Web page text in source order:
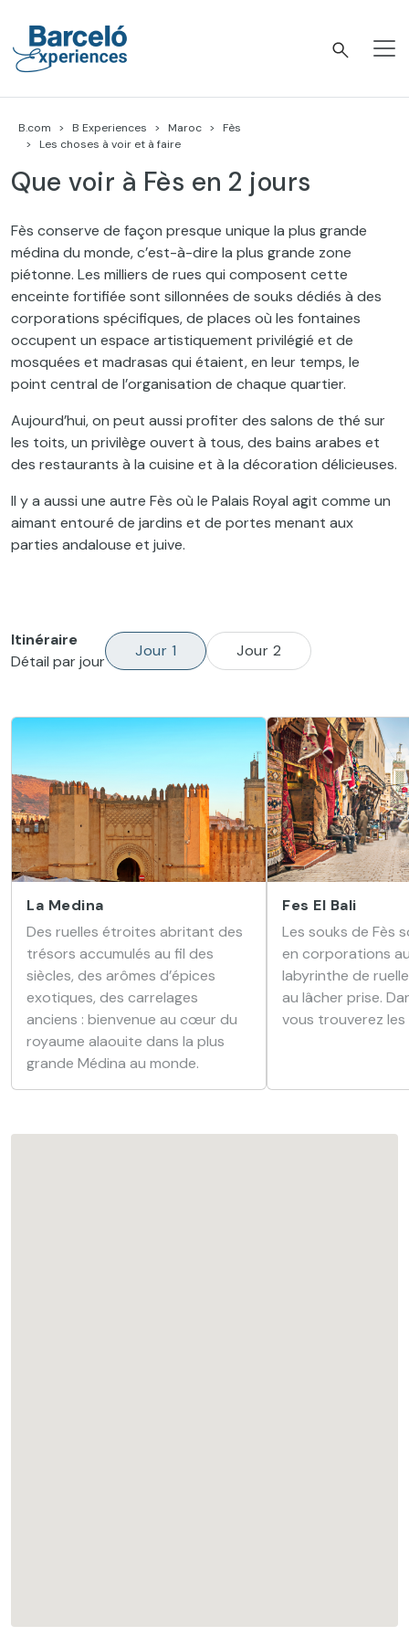
contenu
B.com B Experiences Maroc
Fès
Les choses à voir et à faire
Que voir à Fès en 2 jours
Fès conserve de façon presque unique la plus grande
médina du monde, c’est-à-dire la plus grande zone
piétonne. Les milliers de rues qui composent cette
enceinte fortifiée sont sillonnées de souks dédiés à des
corporations spécifiques, de places où les fontaines
occupent un espace artistiquement privilégié et de
mosquées et madrasas qui étaient, en leur temps, le
point central de l’organisation de chaque quartier.
Aujourd’hui, on peut aussi profiter des salons de thé sur
les toits, un privilège ouvert à tous, des bains arabes et
des restaurants à la cuisine et à la décoration délicieuses.
Il y a aussi une autre Fès où le Palais Royal agit comme un
aimant entouré de jardins et de portes menant aux
parties andalouse et juive.
Itinéraire
Détail par jour
Jour 1 Jour 2
La Medina
Des ruelles étroites abritant des
trésors accumulés au fil des
siècles, des arômes d’épices
exotiques, des carrelages
anciens : bienvenue au cœur du
royaume alaouite dans la plus
grande Médina au monde.
Fes El Bali
Les souks de Fès
en corporations
labyrinthe de
au lâcher prise.
vous trouverez